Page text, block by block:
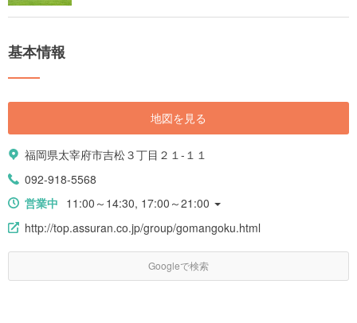
基本情報
地図を見る
福岡県太宰府市吉松３丁目２１-１１
092-918-5568
営業中 11:00～14:30, 17:00～21:00
http://top.assuran.co.jp/group/gomangoku.html
Googleで検索